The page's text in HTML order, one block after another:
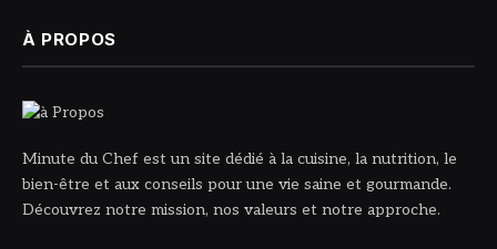
À PROPOS
Minute du Chef est un site dédié à la cuisine, la nutrition, le
bien-être et aux conseils pour une vie saine et gourmande.
Découvrez notre mission, nos valeurs et notre approche.